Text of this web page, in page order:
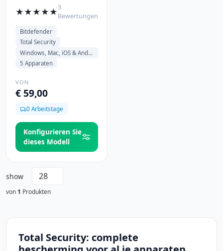
★★★★★3
Bewertungen
Bitdefender
Total Security
Windows, Mac, iOS & Android
5 Apparaten
VON
€ 59,00
0 Arbeitstage
Konfigurieren Sie
dieses Modell
show
von 1 Produkten
Total Security: complete